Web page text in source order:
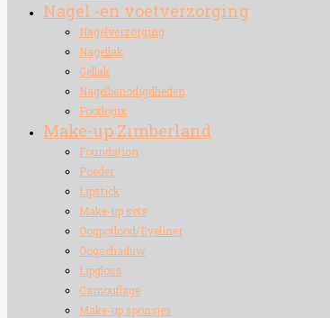
Nagel -en voetverzorging
Nagelverzorging
Nagellak
Gellak
Nagelbenodigdheden
Footlogix
Make-up Zimberland
Foundation
Poeder
Lipstick
Make-up sets
Oogpotlood/Eyeliner
Oogschaduw
Lipgloss
Camouflage
Make-up sponsjes